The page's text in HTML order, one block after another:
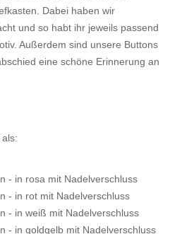
Dabei haben wir
und so habt ihr jeweils passend
Außerdem sind unsere Buttons
eine schöne Erinnerung an
- in rosa mit Nadelverschluss
- in rot mit Nadelverschluss
- in weiß mit Nadelverschluss
- in goldgelb mit Nadelverschluss